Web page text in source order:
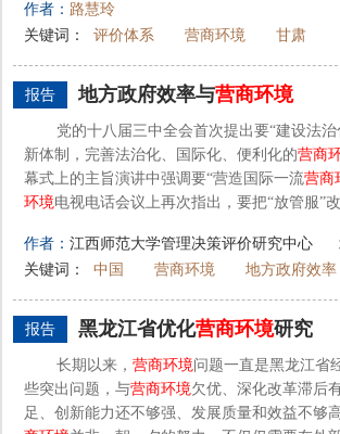
作者： 路慧玲
关键词：
评价体系 营商环境 甘肃
报告 地方政府效率与营商环境
党的十八届三中全会首次提出要“建设法
新体制，完善法治化、国际化、便利化的营商
幕式上的主旨演讲中强调要“营造国际一流营商
环境电视电话会议上再次指出，要把“放管服”
作者： 江西师范大学管理决策评价研究中心
关键词：
中国 营商环境 地方政府效率
报告 黑龙江省优化营商环境研究
长期以来， 营商环境问题一直是黑龙江省
些突出问题，与营商环境欠优、深化改革滞后
足、创新能力还不够强、发展质量和效益不够